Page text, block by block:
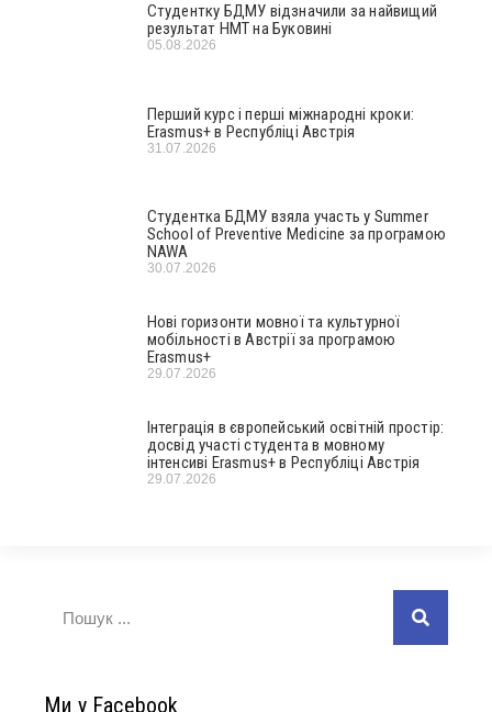
Студентку БДМУ відзначили за найвищий
результат НМТ на Буковині
05.08.2026
Перший курс і перші міжнародні кроки:
Erasmus+ в Республіці Австрія
31.07.2026
Студентка БДМУ взяла участь у Summer
School of Preventive Medicine за програмою
NAWA
30.07.2026
Нові горизонти мовної та культурної
мобільності в Австрії за програмою
Erasmus+
29.07.2026
Інтеграція в європейський освітній простір:
досвід участі студента в мовному
інтенсиві Erasmus+ в Республіці Австрія
29.07.2026
Ми у Facebook